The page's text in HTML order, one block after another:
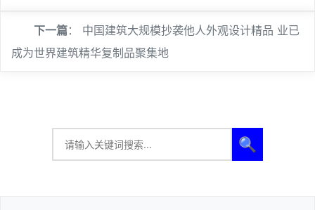
下一篇： 中国建筑大规模抄袭他人外观设计精品 业已
成为世界建筑精华复制品聚集地
🔍